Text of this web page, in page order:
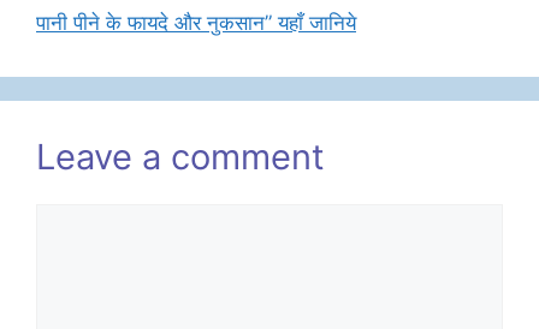
पानी पीने के फायदे और नुकसान” यहाँ जानिये
Leave a comment